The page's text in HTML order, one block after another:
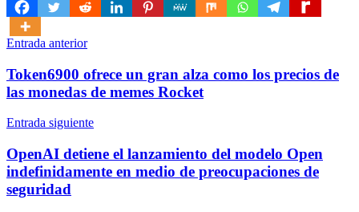
Navegación
de
entradas
Entrada anterior
Token6900 ofrece un gran alza como los precios de
las monedas de memes Rocket
Entrada siguiente
OpenAI detiene el lanzamiento del modelo Open
indefinidamente en medio de preocupaciones de
seguridad